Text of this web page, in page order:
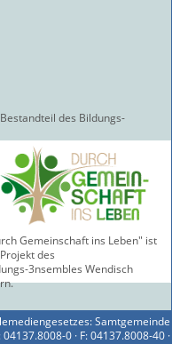
des Bildungs-
Gemeinschaft ins Leben" ist
des
3nsembles Wendisch
Samtgemeinde
0 · F: 04137.8008-40 ·